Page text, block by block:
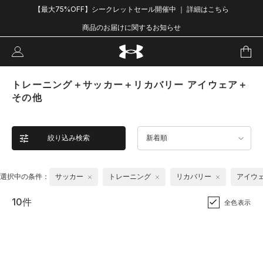
【最大75%OFF】シークレットセール開催中 ｜ 詳細はこちら
商品のお届けに関するお知らせ
トレーニング＋サッカー＋リカバリー アイウェア＋
その他
絞り込み検索 新着順
選択中の条件： サッカー トレーニング リカバリー アイウ
10件 全色表示